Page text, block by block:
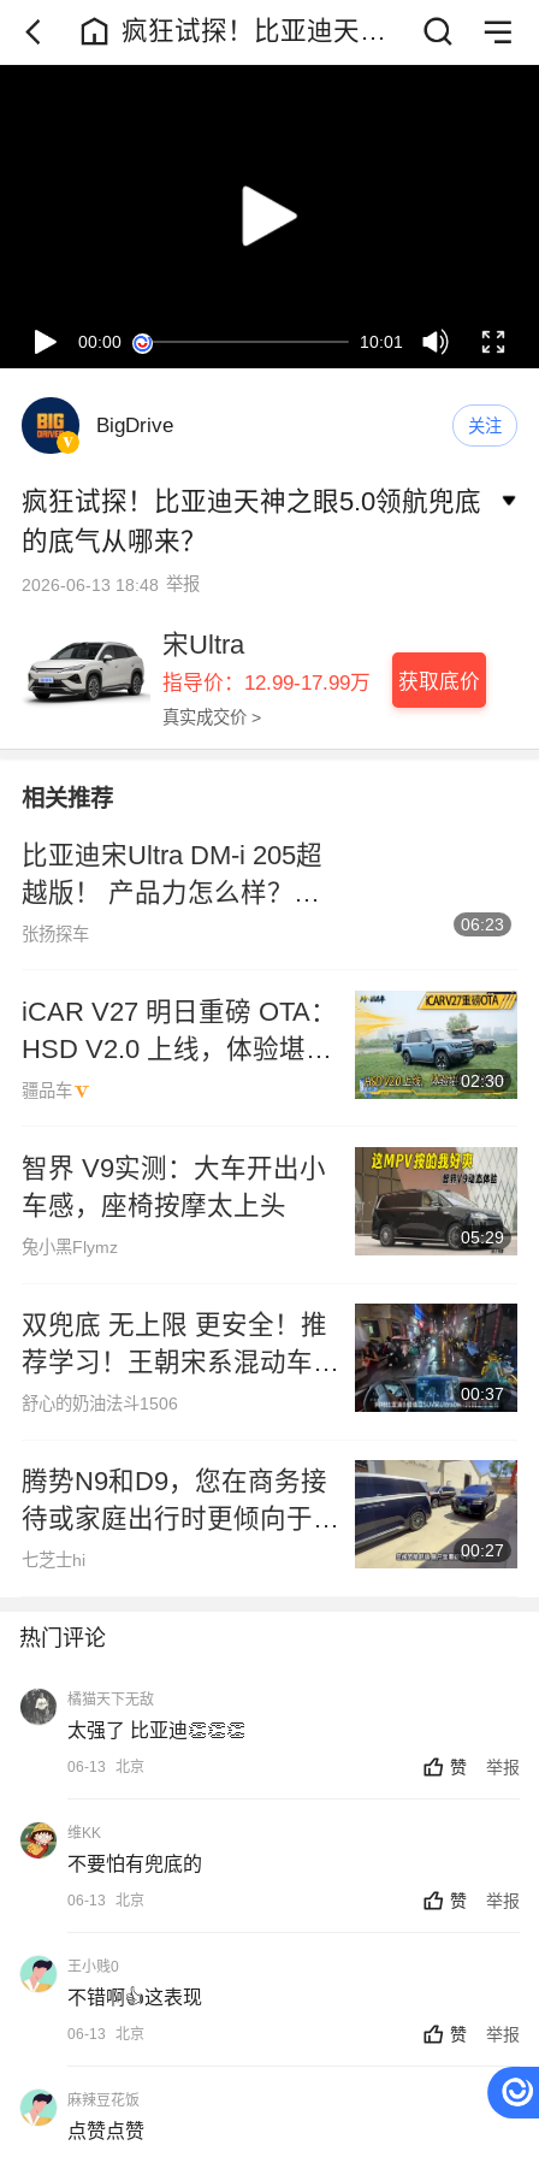
疯狂试探！比亚迪天神
之眼5.0领航兜底的底气
00:00 10:01
BigDrive 关注
疯狂试探！比亚迪天神之眼5.0领航兜底
的底气从哪来？
2026-06-13 18:48 举报
宋Ultra
指导价：12.99-17.99万
真实成交价 >
获取底价
相关推荐
比亚迪宋Ultra DM-i 205超
越版！ 产品力怎么样？第
一视角详细体验！
张扬探车
06:23
iCAR V27 明日重磅 OTA：
HSD V2.0 上线，体验堪比
“换新车”
疆品车
02:30
智界 V9实测：大车开出小
车感，座椅按摩太上头
兔小黑Flymz
05:29
双兜底 无上限 更安全！推
荐学习！王朝宋系混动车型
上新
舒心的奶油法斗1506
00:37
腾势N9和D9，您在商务接
待或家庭出行时更倾向于选
择哪一款？
七芝士hi
00:27
热门评论
橘猫天下无敌
太强了 比亚迪👏👏👏
06-13 北京 赞 举报
维KK
不要怕有兜底的
06-13 北京 赞 举报
王小贱0
不错啊👍这表现
06-13 北京 赞 举报
麻辣豆花饭
点赞点赞